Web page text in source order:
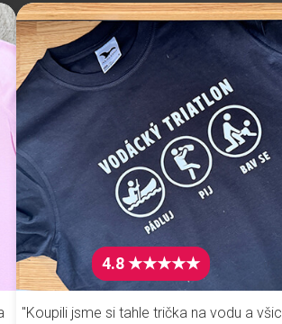
4.8 ★★★★★
"Koupili jsme si tahle trička na vodu a